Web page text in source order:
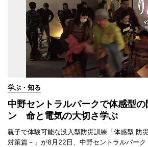
学ぶ・知る
中野セントラルパークで体感型
ン 命と電気の大切さ学ぶ
親子で体験可能な没入型防災訓練「体感型 防
対策篇－」が8月22日、中野セントラルパー